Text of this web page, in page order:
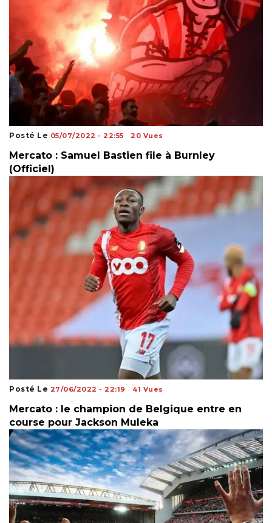
Posté Le 05/07/2022 - 22:55 20 Vues
Mercato : Samuel Bastien file à Burnley
(Officiel)
Posté Le 27/06/2022 - 22:19 41 Vues
Mercato : le champion de Belgique entre en
course pour Jackson Muleka